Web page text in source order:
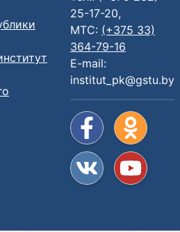
25-17-20,
МТС: (+375 33)
364-79-16
E-mail:
institut_pk@gstu.by